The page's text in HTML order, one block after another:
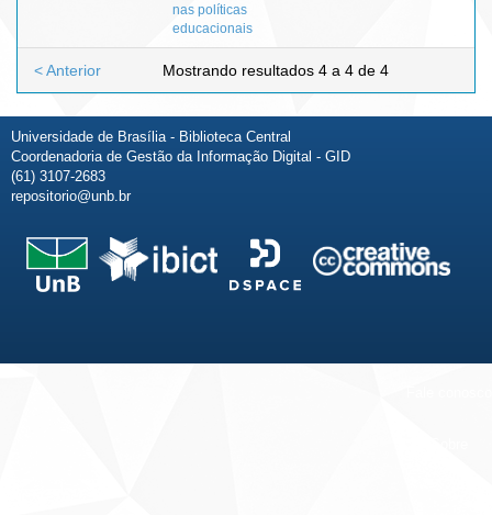
nas políticas
educacionais
Mostrando resultados 4 a 4 de 4
< Anterior
Universidade de Brasília - Biblioteca Central
Coordenadoria de Gestão da Informação Digital - GID
(61) 3107-2683
repositorio@unb.br